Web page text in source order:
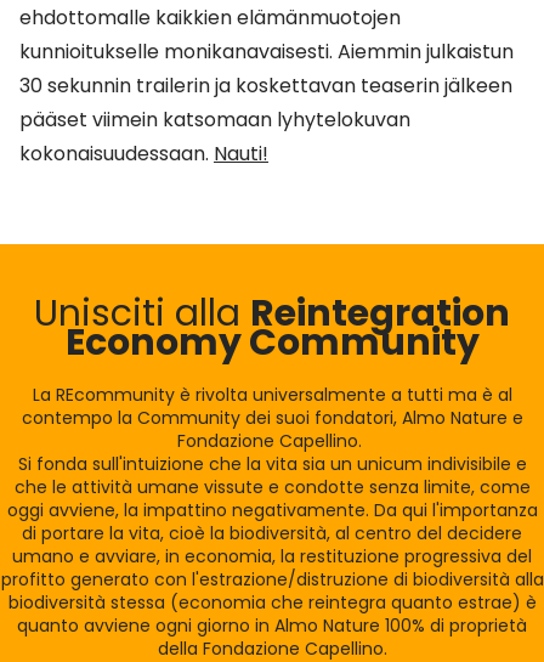
ehdottomalle kaikkien elämänmuotojen
kunnioitukselle monikanavaisesti. Aiemmin julkaistun
30 sekunnin trailerin ja koskettavan teaserin jälkeen
pääset viimein katsomaan lyhytelokuvan
kokonaisuudessaan. Nauti!
Unisciti alla Reintegration
Economy Community
La REcommunity è rivolta universalmente a tutti ma è al
contempo la Community dei suoi fondatori, Almo Nature e
Fondazione Capellino.
Si fonda sull'intuizione che la vita sia un unicum indivisibile e
che le attività umane vissute e condotte senza limite, come
oggi avviene, la impattino negativamente. Da qui l'importanza
di portare la vita, cioè la biodiversità, al centro del decidere
umano e avviare, in economia, la restituzione progressiva del
profitto generato con l'estrazione/distruzione di biodiversità alla
biodiversità stessa (economia che reintegra quanto estrae) è
quanto avviene ogni giorno in Almo Nature 100% di proprietà
della Fondazione Capellino.